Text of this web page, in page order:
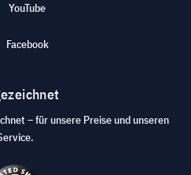
YouTube
Facebook
– für unsere Preise und unseren